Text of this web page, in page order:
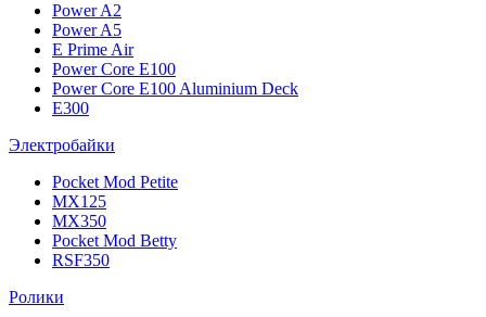
Power A2
Power A5
E Prime Air
Power Core E100
Power Core E100 Aluminium Deck
E300
Электробайки
Pocket Mod Petite
MX125
MX350
Pocket Mod Betty
RSF350
Ролики